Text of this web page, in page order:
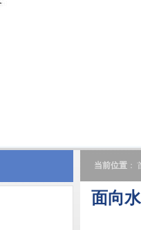
当前位置 ：
面向